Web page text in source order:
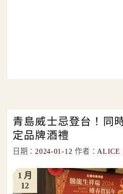
青島威士忌登台！同
定品牌酒禮
日期：2024-01-12 作者：ALICE
12
1 月